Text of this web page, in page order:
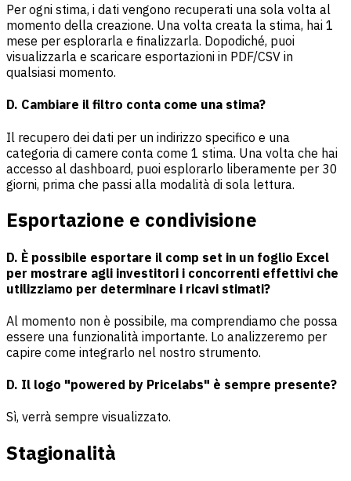
Per ogni stima, i dati vengono recuperati una sola volta al
momento della creazione. Una volta creata la stima, hai 1
mese per esplorarla e finalizzarla. Dopodiché, puoi
visualizzarla e scaricare esportazioni in PDF/CSV in
qualsiasi momento.
D. Cambiare il filtro conta come una stima?
Il recupero dei dati per un indirizzo specifico e una
categoria di camere conta come 1 stima. Una volta che hai
accesso al dashboard, puoi esplorarlo liberamente per 30
giorni, prima che passi alla modalità di sola lettura.
Esportazione e condivisione
D. È possibile esportare il comp set in un foglio Excel
per mostrare agli investitori i concorrenti effettivi che
utilizziamo per determinare i ricavi stimati?
Al momento non è possibile, ma comprendiamo che possa
essere una funzionalità importante. Lo analizzeremo per
capire come integrarlo nel nostro strumento.
D. Il logo "powered by Pricelabs" è sempre presente?
Sì, verrà sempre visualizzato.
Stagionalità